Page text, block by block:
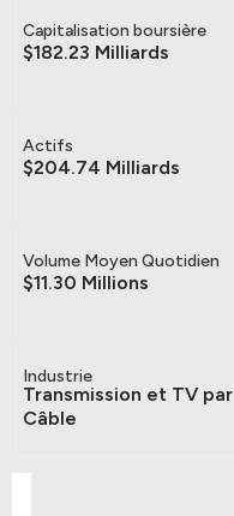
Capitalisation boursière
$182.23 Milliards
Actifs
$204.74 Milliards
Volume Moyen Quotidien
$11.30 Millions
Industrie
Transmission et TV par
Câble